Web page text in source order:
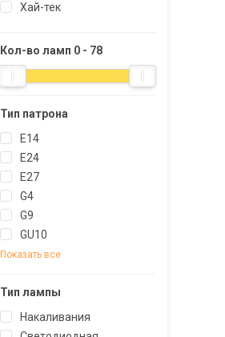
Хай-тек
Кол-во ламп 0 - 78
Тип патрона
E14
E24
E27
G4
G9
GU10
Показать все
Тип лампы
Накаливания